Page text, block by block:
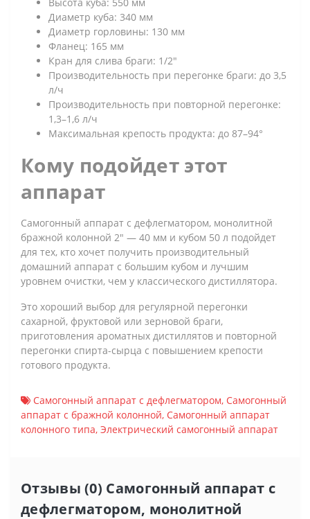
Диаметр куба: 340 мм
Диаметр горловины: 130 мм
Фланец: 165 мм
Кран для слива браги: 1/2"
Производительность при перегонке браги: до 3,5
л/ч
Производительность при повторной перегонке:
1,3–1,6 л/ч
Максимальная крепость продукта: до 87–94°
Кому подойдет этот
аппарат
Самогонный аппарат с дефлегматором, монолитной
бражной колонной 2" — 40 мм и кубом 50 л подойдет
для тех, кто хочет получить производительный
домашний аппарат с большим кубом и лучшим
уровнем очистки, чем у классического дистиллятора.
Это хороший выбор для регулярной перегонки
сахарной, фруктовой или зерновой браги,
приготовления ароматных дистиллятов и повторной
перегонки спирта-сырца с повышением крепости
готового продукта.
Самогонный аппарат с дефлегматором, Самогонный
аппарат с бражной колонной, Самогонный аппарат
колонного типа, Электрический самогонный аппарат
Отзывы (0) Самогонный аппарат с
дефлегматором, монолитной